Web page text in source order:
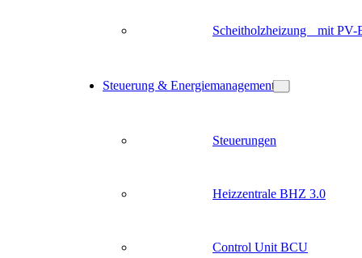
Scheitholzheizung mit PV-
Steuerung & Energiemanagement
Steuerungen
Heizzentrale BHZ 3.0
Control Unit BCU